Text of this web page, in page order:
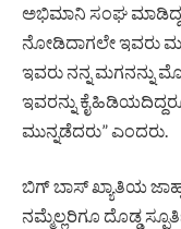
ಅಭಿಮಾನಿ ಸಂಘ
ನೋಡಿದಾಗಲೇ ಇವರು
ಇವರು ನನ್ನ ಮಗನನ್ನು
ಇವರನ್ನು
ಮುನ್ನಡೆದರು” ಎಂದರು.
ಬಿಗ್ ಬಾಸ್ ಖ್ಯಾತಿಯ
ನಮ್ಮೆಲ್ಲರಿಗೂ ದೊಡ್ಡ